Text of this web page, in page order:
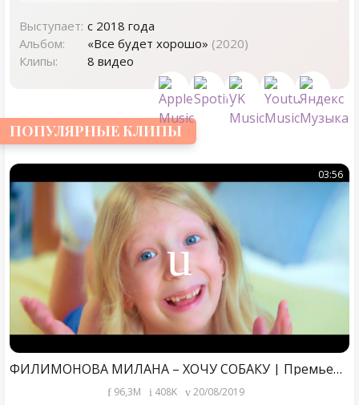
Выступает: с 2018 года
Альбом:
«Все будет хорошо» (2020)
Клипы:
8 видео
ПОПУЛЯРНЫЕ КЛИПЫ
03:56
ФИЛИМОНОВА МИЛАНА – ХОЧУ СОБАКУ | Премьера Клипа 2019 (Official Video)
96,3M 408K 20/08/2019